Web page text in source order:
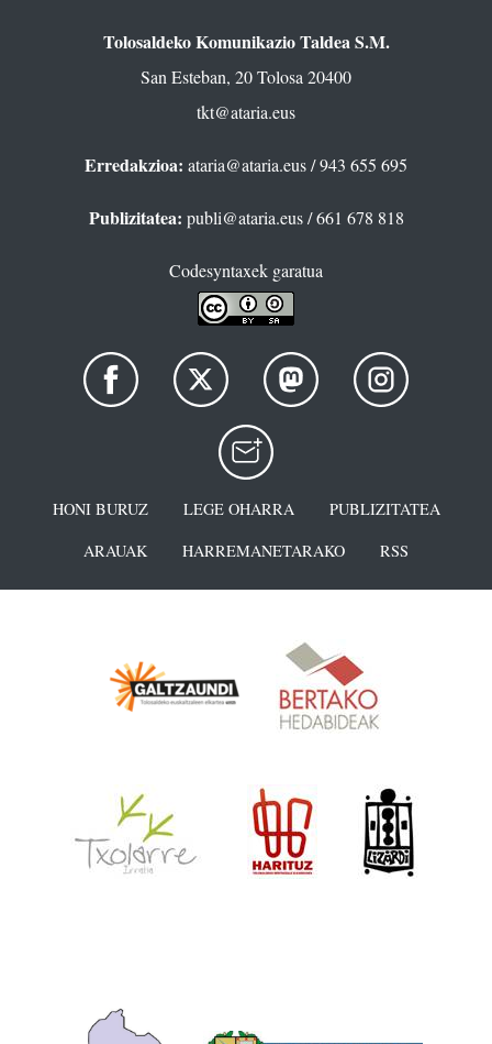
Tolosaldeko Komunikazio Taldea S.M.
San Esteban, 20 Tolosa 20400
tkt@ataria.eus
Erredakzioa: ataria@ataria.eus/ 943 655 695
Publizitatea: publi@ataria.eus/ 661 678 818
Codesyntaxek garatua
HONI BURUZ LEGE OHARRA
PUBLIZITATEA
ARAUAK
HARREMANETARAKO RSS